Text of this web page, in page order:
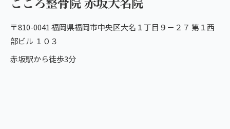
〒810-0041 福岡県福岡市中央区大名１丁目９－２７ 第１西
部ビル １０３
赤坂駅から徒歩3分